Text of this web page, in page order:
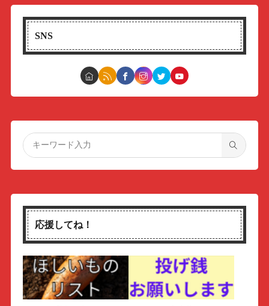
SNS
応援してね！